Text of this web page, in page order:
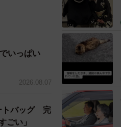
真心が伝わ
こんなに素
しさと寂し
いっぱい
2026.08.07
トバッグ 完
い」